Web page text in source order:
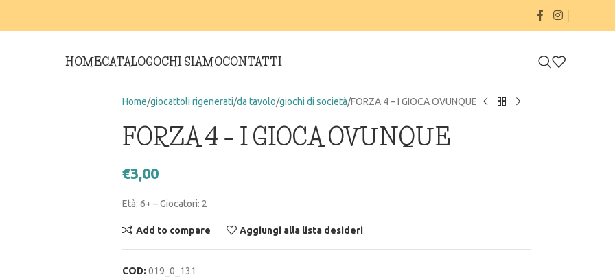
HOMECATALOGOCHI SIAMOCONTATTI
Home giocattoli rigenerati da tavolo giochi di società FORZA 4 – I GIOCA OVUNQUE
FORZA 4 – I GIOCA OVUNQUE
€3,00
Età: 6+ – Giocatori: 2
Add to compare Aggiungi alla lista desideri
COD: 019_0_131